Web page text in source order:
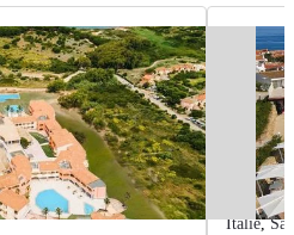
Itálie,